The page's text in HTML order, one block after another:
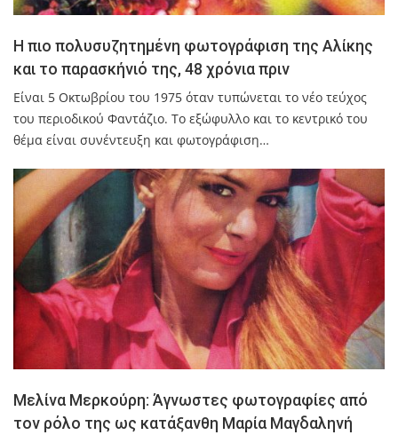
Η πιο πολυσυζητημένη φωτογράφιση της Αλίκης
και το παρασκήνιό της, 48 χρόνια πριν
Είναι 5 Οκτωβρίου του 1975 όταν τυπώνεται το νέο τεύχος
του περιοδικού Φαντάζιο. Το εξώφυλλο και το κεντρικό του
θέμα είναι συνέντευξη και φωτογράφιση…
Μελίνα Μερκούρη: Άγνωστες φωτογραφίες από
τον ρόλο της ως κατάξανθη Μαρία Μαγδαληνή